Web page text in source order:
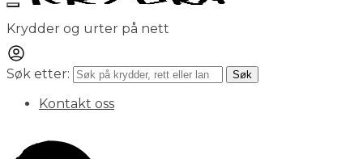
Krydder og urter på nett
Søk etter: Søk
Kontakt oss